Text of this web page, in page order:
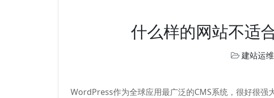
什么样的网站不适
建站运维
WordPress作为全球应用最广泛的CMS系统，很好很